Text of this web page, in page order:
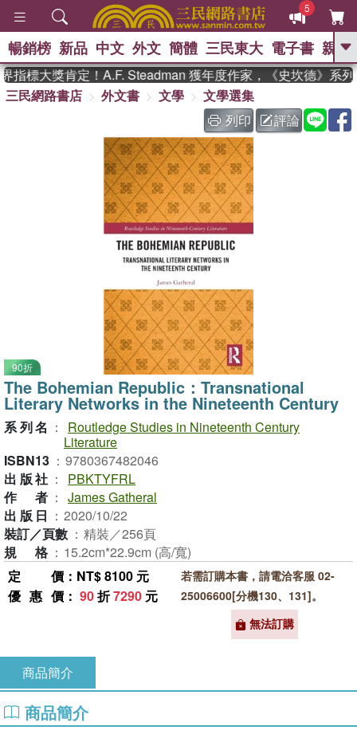
5
GO
熱搜： 東野圭吾 、
The Odyssey 、 父親節 、 如果歷
史是一群喵 、 暑期推薦 、 國際布克
獎 臺灣漫遊錄 、 方念華
登輝時代 、 數學女孩：黎曼猜想
偉大的迷走神經
暢銷榜 新品 中文 外文 簡體 三民東大 電子書 親子
標大獎肯定！A.F. Steadman 獲年度作家，《史坎德》系列
三民網路書店
外文書 文學
文學選集
列印
評論
90折
The Bohemian Republic：Transnational
Literary Networks in the Nineteenth Century
系列名 ：
Routledge Studies in Nineteenth Century
Literature
ISBN13 ： 9780367482046
出版社 ：
PBKTYFRL
作者 ： James Gatheral
出版日 ： 2020/10/22
裝訂／頁數 ： 精裝／256頁
規格 ： 15.2cm*22.9cm (高/寬)
定價 ：NT$ 8100 元
優惠價 ： 90折7290 元
若需訂購本書，請電洽客服 02-
25006600[分機130、131]。
無法訂購
商品簡介
商品簡介